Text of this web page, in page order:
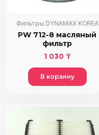
Фильтры DYNAMAX KOREA
PW 712-8 масляный
фильтр
1 030 ₸
В корзину